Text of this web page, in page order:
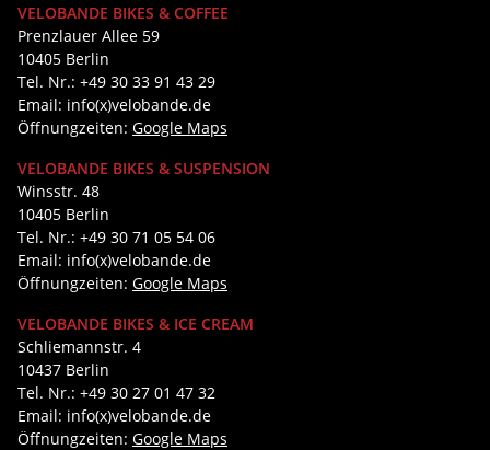
VELOBANDE BIKES & COFFEE
Prenzlauer Allee 59
10405 Berlin
Tel. Nr.: +49 30 33 91 43 29
Email: info(x)velobande.de
Öffnungzeiten: Google Maps
VELOBANDE BIKES & SUSPENSION
Winsstr. 48
10405 Berlin
Tel. Nr.: +49 30 71 05 54 06
Email: info(x)velobande.de
Öffnungzeiten: Google Maps
VELOBANDE BIKES & ICE CREAM
Schliemannstr. 4
10437 Berlin
Tel. Nr.: +49 30 27 01 47 32
Email: info(x)velobande.de
Öffnungzeiten: Google Maps